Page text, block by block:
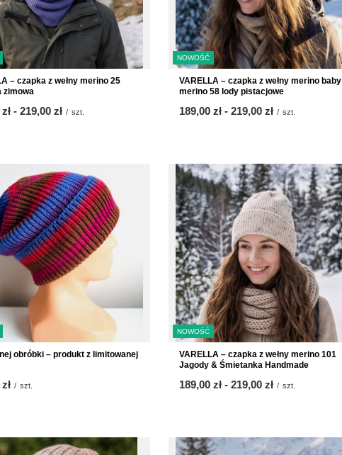
– czapka z wełny merino 25
zimowa
- do
219,00 zł / szt.
NOWOŚĆ
VARELLA – czapka z wełny merino baby
merino 58 lody pistacjowe
od
189,00 zł - do
219,00 zł / szt.
obróbki – produkt z limitowanej
/ szt.
NOWOŚĆ
VARELLA – czapka z wełny merino 101
Jagody & Śmietanka Handmade
od
189,00 zł - do
219,00 zł / szt.